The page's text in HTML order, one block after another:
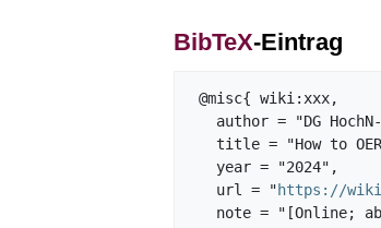
BibTeX-Eintrag
   url = "
https://